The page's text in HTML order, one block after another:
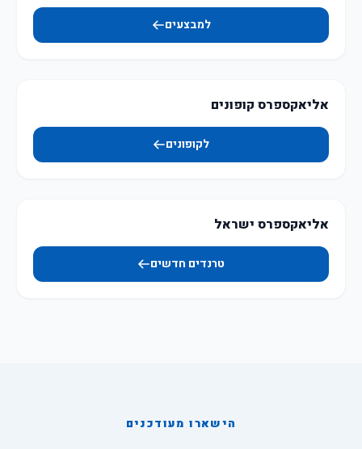
למבצעים
אליאקספרס קופונים
לקופונים
אליאקספרס ישראל
טרנדים חדשים
הישארו מעודכנים